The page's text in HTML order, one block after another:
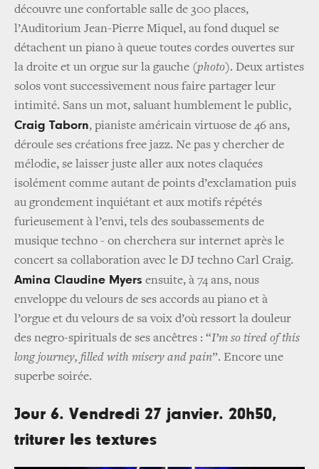
découvre une confortable salle de 300 places,
l’Auditorium Jean-Pierre Miquel, au fond duquel se
détachent un piano à queue toutes cordes ouvertes sur
la droite et un orgue sur la gauche (photo). Deux artistes
solos vont successivement nous faire partager leur
intimité. Sans un mot, saluant humblement le public,
Craig Taborn, pianiste américain virtuose de 46 ans,
déroule ses créations free jazz. Ne pas y chercher de
mélodie, se laisser juste aller aux notes claquées
isolément comme autant de points d’exclamation puis
au grondement inquiétant et aux motifs répétés
furieusement à l’envi, tels des soubassements de
musique techno - on cherchera sur internet après le
concert sa collaboration avec le DJ techno Carl Craig.
Amina Claudine Myers ensuite, à 74 ans, nous
enveloppe du velours de ses accords au piano et à
l’orgue et du velours de sa voix d’où ressort la douleur
des negro-spirituals de ses ancêtres : “I’m so tired of this
long journey, filled with misery and pain”. Encore une
superbe soirée.
Jour 6. Vendredi 27 janvier. 20h50,
triturer les textures